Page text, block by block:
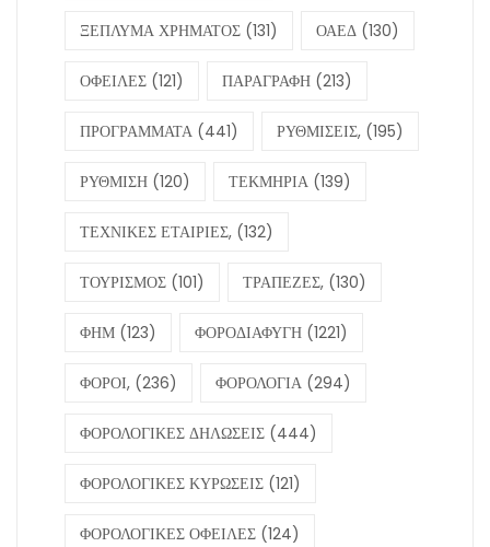
ΞΕΠΛΥΜΑ ΧΡΗΜΑΤΟΣ (131) ΟΑΕΔ (130)
ΟΦΕΙΛΕΣ (121) ΠΑΡΑΓΡΑΦΗ (213)
ΠΡΟΓΡΑΜΜΑΤΑ (441) ΡΥΘΜΙΣΕΙΣ, (195)
ΡΥΘΜΙΣΗ (120) ΤΕΚΜΗΡΙΑ (139)
ΤΕΧΝΙΚΕΣ ΕΤΑΙΡΙΕΣ, (132)
ΤΟΥΡΙΣΜΟΣ (101) ΤΡΑΠΕΖΕΣ, (130)
ΦΗΜ (123) ΦΟΡΟΔΙΑΦΥΓΗ (1221)
ΦΟΡΟΙ, (236) ΦΟΡΟΛΟΓΙΑ (294)
ΦΟΡΟΛΟΓΙΚΕΣ ΔΗΛΩΣΕΙΣ (444)
ΦΟΡΟΛΟΓΙΚΕΣ ΚΥΡΩΣΕΙΣ (121)
ΦΟΡΟΛΟΓΙΚΕΣ ΟΦΕΙΛΕΣ (124)